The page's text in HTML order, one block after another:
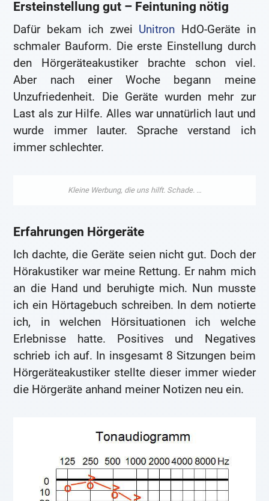
Ersteinstellung gut – Feintuning nötig
Dafür bekam ich zwei Unitron HdO-Geräte in
schmaler Bauform. Die erste Einstellung durch
den Hörgeräteakustiker brachte schon viel.
Aber nach einer Woche begann meine
Unzufriedenheit. Die Geräte wurden mehr zur
Last als zur Hilfe. Alles war unnatürlich laut und
wurde immer lauter. Sprache verstand ich
immer schlechter.
Erfahrungen Hörgeräte
Ich dachte, die Geräte seien nicht gut. Doch der
Hörakustiker war meine Rettung. Er nahm mich
an die Hand und beruhigte mich. Nun musste
ich ein Hörtagebuch schreiben. In dem notierte
ich, in welchen Hörsituationen ich welche
Erlebnisse hatte. Positives und Negatives
schrieb ich auf. In insgesamt 8 Sitzungen beim
Hörgeräteakustiker stellte dieser immer wieder
die Hörgeräte anhand meiner Notizen neu ein.